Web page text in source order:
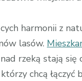
harmonii z
lasów.
rzeką stają
chcą łączyć